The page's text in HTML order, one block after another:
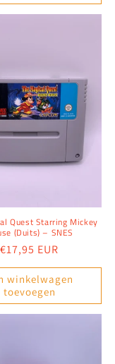
Quest Starring Mickey
(Duits) – SNES
Normale
prijs
€17,95 EUR
winkelwagen
toevoegen